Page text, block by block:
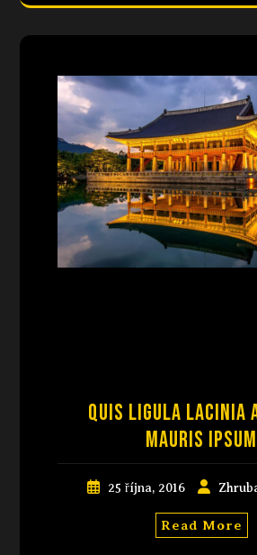
Quis ligula lacinia
mauris ipsum
25 října, 2016
Read More